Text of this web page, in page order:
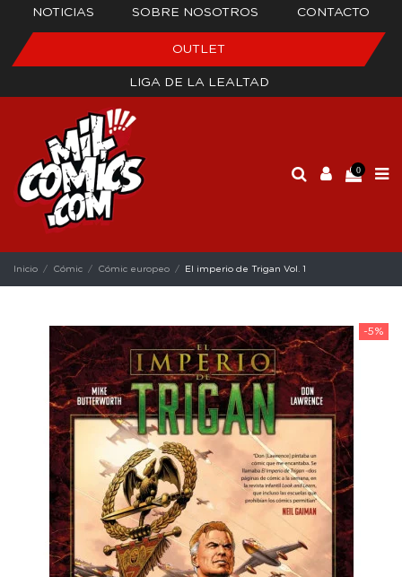
NOTICIAS SOBRE NOSOTROS CONTACTO
OUTLET
LIGA DE LA LEALTAD
0
Inicio Cómic Cómic europeo El imperio de Trigan Vol. 1
-5%